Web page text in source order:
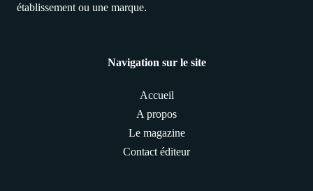
établissement ou une marque.
Navigation sur le site
Accueil
A propos
Le magazine
Contact éditeur